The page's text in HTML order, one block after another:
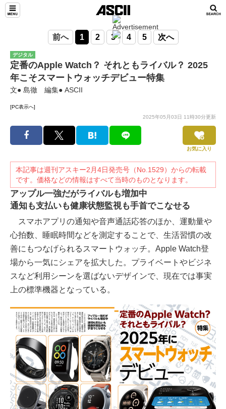
前へ 1 2 3 4 5 次へ
デジタル
定番のApple Watch？ それともライバル？ 2025
年こそスマートウォッチデビュー特集
文● 島徹 編集● ASCII
[PC表示へ]
2025年05月03日 11時30分更新
お気に入り
本記事は週刊アスキー2月4日発売号（No.1529）からの転載
です。価格などの情報はすべて当時のものとなります。
アップル一強だがライバルも増加中
通知も支払いも健康状態監視も手首でこなせる
スマホアプリの通知や音声通話応答のほか、運動量や
心拍数、睡眠時間などを測定することで、生活習慣の改
善にもつなげられるスマートウォッチ。Apple Watch登
場から一気にシェアを拡大した。プライベートやビジネ
スなど利用シーンを選ばないデザインで、現在では事実
上の標準機器となっている。